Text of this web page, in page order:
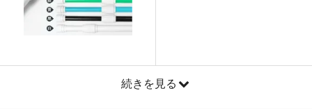
48 871
50 868
43400
続きを見る